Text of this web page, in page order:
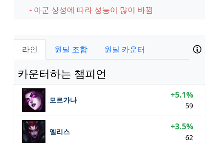
- 아군 상성에 따라 성능이 많이 바뀜
라인 원딜 조합 원딜 카운터
카운터하는 챔피언
모르가나 +5.1%
59
엘리스 +3.5%
62